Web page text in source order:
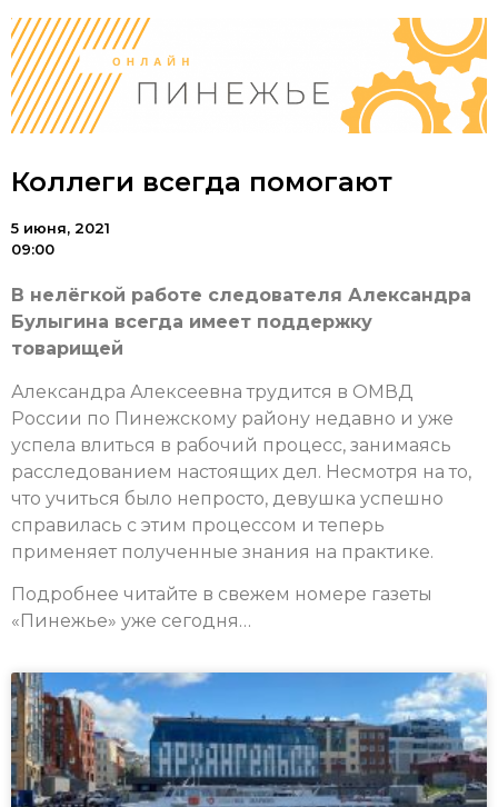
Коллеги всегда помогают
5 июня, 2021
09:00
В нелёгкой работе следователя Александра
Булыгина всегда имеет поддержку
товарищей
Александра Алексеевна трудится в ОМВД
России по Пинежскому району недавно и уже
успела влиться в рабочий процесс, занимаясь
расследованием настоящих дел. Несмотря на то,
что учиться было непросто, девушка успешно
справилась с этим процессом и теперь
применяет полученные знания на практике.
Подробнее читайте в свежем номере газеты
«Пинежье» уже сегодня…